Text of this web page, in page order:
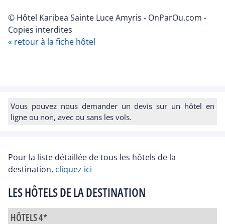
© Hôtel Karibea Sainte Luce Amyris - OnParOu.com -
Copies interdites
« retour à la fiche hôtel
Vous pouvez nous demander un devis sur un hôtel en
ligne ou non, avec ou sans les vols.
Pour la liste détaillée de tous les hôtels de la
destination, cliquez ici
LES HÔTELS DE LA DESTINATION
HÔTELS 4*